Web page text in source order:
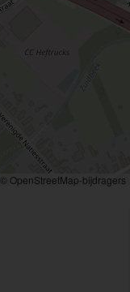
© OpenStreetMap-bijdragers